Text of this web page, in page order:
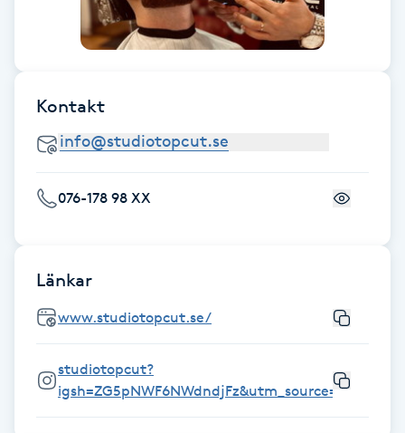
Fotvård
Fransborttagning
Fransförlängning
Fransförlängning Megavolym
Fransförlängning Volym
Fransk manikyr
Kontakt
076-178 98 XX
Länkar
www.studiotopcut.se/
studiotopcut?
igsh=ZG5pNWF6NWdndjFz&utm_source=qr